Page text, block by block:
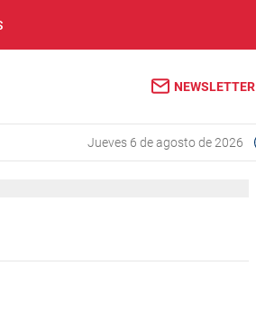
NEWSLETTER
jueves 6 de agosto de 2026